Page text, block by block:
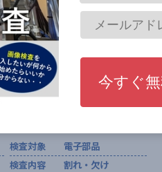
フェライトコア部品 外観検
検査対象
電子部品
検査内容
割れ・欠け